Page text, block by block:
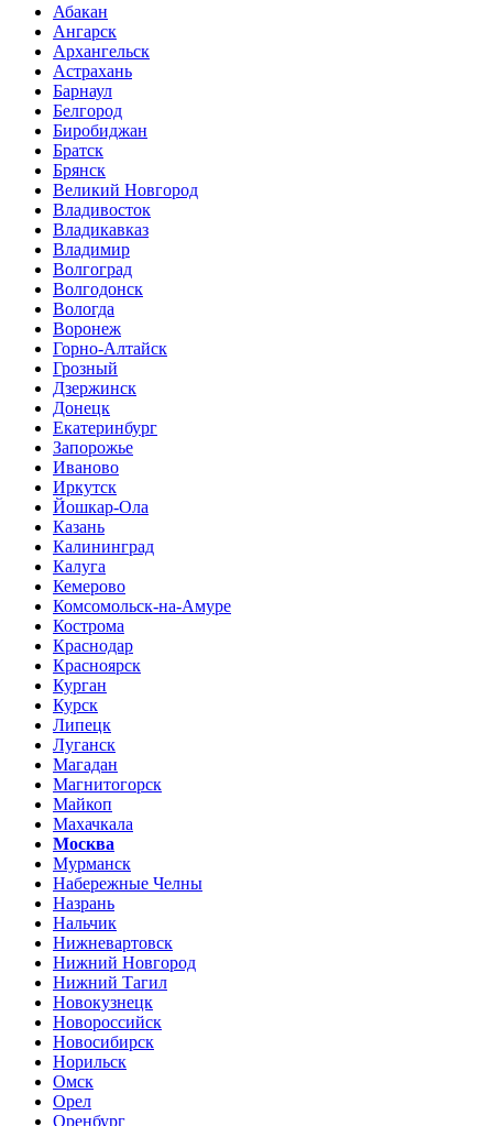
Абакан
Ангарск
Архангельск
Астрахань
Барнаул
Белгород
Биробиджан
Братск
Брянск
Великий Новгород
Владивосток
Владикавказ
Владимир
Волгоград
Волгодонск
Вологда
Воронеж
Горно-Алтайск
Грозный
Дзержинск
Донецк
Екатеринбург
Запорожье
Иваново
Иркутск
Йошкар-Ола
Казань
Калининград
Калуга
Кемерово
Комсомольск-на-Амуре
Кострома
Краснодар
Красноярск
Курган
Курск
Липецк
Луганск
Магадан
Магнитогорск
Майкоп
Махачкала
Москва
Мурманск
Набережные Челны
Назрань
Нальчик
Нижневартовск
Нижний Новгород
Нижний Тагил
Новокузнецк
Новороссийск
Новосибирск
Норильск
Омск
Орел
Оренбург